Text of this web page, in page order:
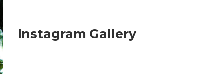
Instagram Gallery